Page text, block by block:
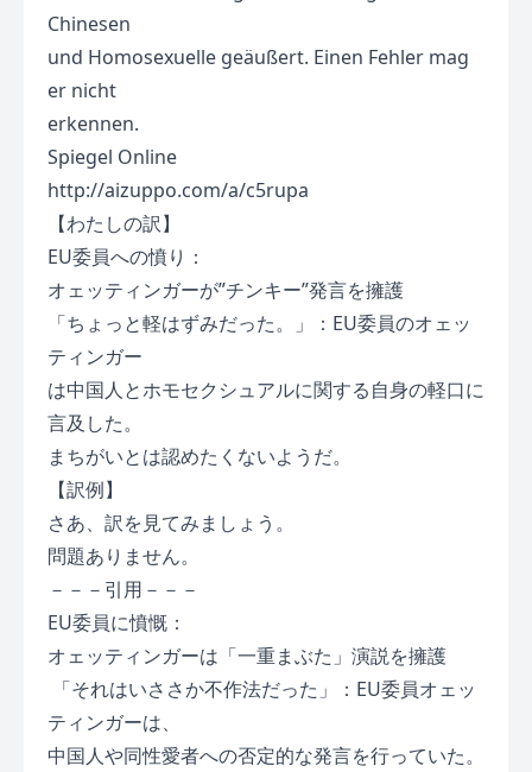
Chinesen
und Homosexuelle geäußert. Einen Fehler mag
er nicht
erkennen.
Spiegel Online
http://aizuppo.com/a/c5rupa
【わたしの訳】
EU委員への憤り：
オェッティンガーが”チンキー”発言を擁護
「ちょっと軽はずみだった。」：EU委員のオェッ
ティンガー
は中国人とホモセクシュアルに関する自身の軽口に
言及した。
まちがいとは認めたくないようだ。
【訳例】
さあ、訳を見てみましょう。
問題ありません。
－－－引用－－－
EU委員に憤慨：
オェッティンガーは「一重まぶた」演説を擁護
「それはいささか不作法だった」：EU委員オェッ
ティンガーは、
中国人や同性愛者への否定的な発言を行っていた。